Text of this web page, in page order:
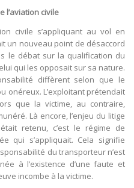
l’aviation civile
civile s’appliquant au vol en
un nouveau point de désaccord
le débat sur la qualification du
qui les opposait sur sa nature.
diffèrent selon que le
onéreux. L’exploitant prétendait
que la victime, au contraire,
Là encore, l’enjeu du litige
retenu, c’est le régime de
qui s’appliquait. Cela signifie
du transporteur n’est
à l’existence d’une faute et
incombe à la victime.